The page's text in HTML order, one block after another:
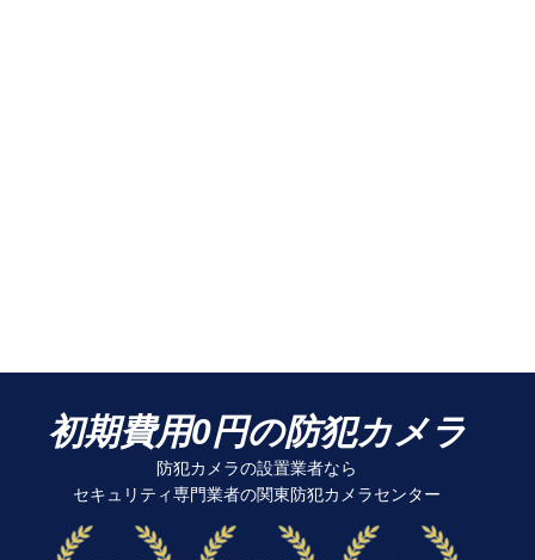
初期費用0円の防犯カメラ
防犯カメラの設置業者なら
セキュリティ専門業者の関東防犯カメラセンター